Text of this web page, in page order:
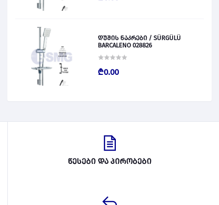
დუშის ნაკრები / SÜRGÜLÜ
BARCALENO 028826
₾0.00
წესები და პირობები